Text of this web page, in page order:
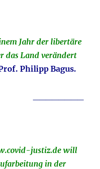
Jahr der libertäre
das Land verändert
Philipp Bagus.
justiz.de will
in der